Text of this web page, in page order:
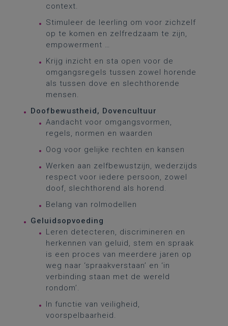
context.
Stimuleer de leerling om voor zichzelf
op te komen en zelfredzaam te zijn,
empowerment …
Krijg inzicht en sta open voor de
omgangsregels tussen zowel horende
als tussen dove en slechthorende
mensen.
Doofbewustheid, Dovencultuur
Aandacht voor omgangsvormen,
regels, normen en waarden
Oog voor gelijke rechten en kansen
Werken aan zelfbewustzijn, wederzijds
respect voor iedere persoon, zowel
doof, slechthorend als horend.
Belang van rolmodellen
Geluidsopvoeding
Leren detecteren, discrimineren en
herkennen van geluid, stem en spraak
is een proces van meerdere jaren op
weg naar ‘spraakverstaan’ en ‘in
verbinding staan met de wereld
rondom’.
In functie van veiligheid,
voorspelbaarheid.